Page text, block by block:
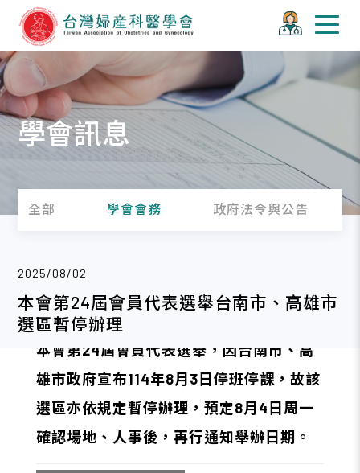
學會訊息
全部 學會會務 政府法令與公告
2025/08/02
本會第24屆會員代表選舉台南市、高雄市
選區暫停辦理
本會第24屆會員代表選舉，因台南市、高
雄市政府宣布114年8月3日停班停課，故該
選區亦依規定暫停辦理，預定8月4日周一
確認場地、人事後，再行通知舉辦日期。